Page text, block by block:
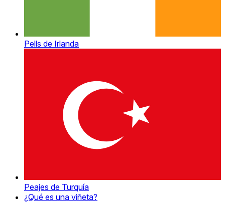
Pells de Irlanda
Peajes de Turquía
¿Qué es una viñeta?